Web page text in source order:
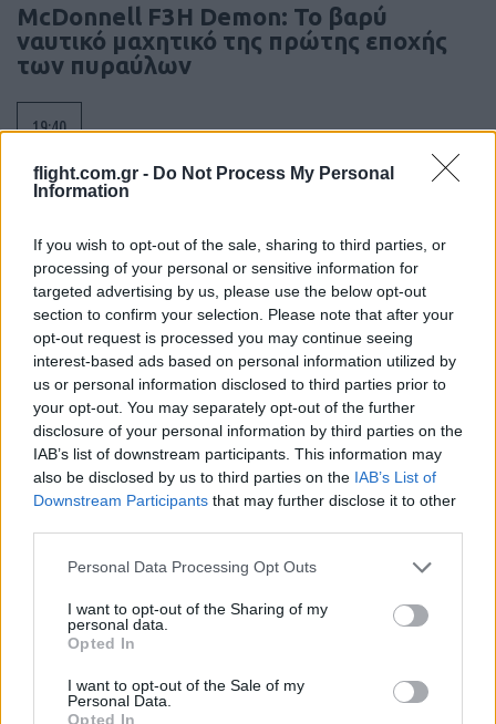
flight.com.gr - Do Not Process My Personal
Information
If you wish to opt-out of the sale, sharing to third parties, or
processing of your personal or sensitive information for
targeted advertising by us, please use the below opt-out
section to confirm your selection. Please note that after your
opt-out request is processed you may continue seeing
interest-based ads based on personal information utilized by
us or personal information disclosed to third parties prior to
your opt-out. You may separately opt-out of the further
disclosure of your personal information by third parties on the
IAB’s list of downstream participants. This information may
also be disclosed by us to third parties on the IAB’s List of
Downstream Participants that may further disclose it to other
Please note that this website/app uses one or more Google
not limited to your visit or usage behaviour. You may click to
grant or deny consent to Google and its third-party tags to
use your data for below specified purposes in below Google
consent section.
Personal Data Processing Opt Outs
I want to opt-out of the Sharing of my
personal data.
Opted In
I want to opt-out of the Sale of my
Personal Data.
Opted In
McDonnell F3H Demon: Το βαρύ
ναυτικό μαχητικό της πρώτης εποχής
των πυραύλων
19:40
κύματα – το AI ανοίγεται στον ωκεανό
19:40
Οι Ρωσικές απώλειες στην Ουκρανία
μπορεί να φθάνουν το μισό
εκατομμύριο νεκρούς
ΣΑΝ ΣΗΜΕΡΑ – 8 Αυγούστου 2000: Η
ανέλκυση του CSS Hunley, ενός
υποβρύχιου θρύλου